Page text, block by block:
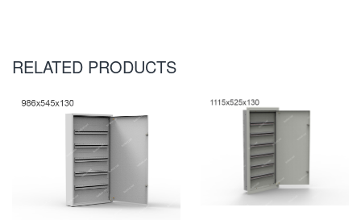
RELATED PRODUCTS